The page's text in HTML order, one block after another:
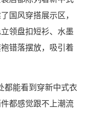
国风穿搭展示区，
领盘扣短衫、水墨
错落摆放，吸引着
能看到穿新中式衣
都感觉跟不上潮流